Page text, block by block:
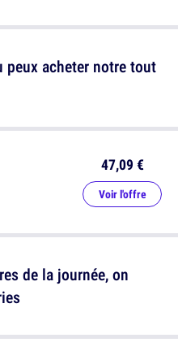
acheter notre tout
de la journée, on
47,09 €
Voir l'offre